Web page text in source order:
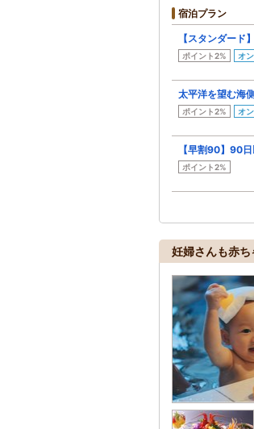
宿泊プラン
【スタンダー
ポイント2% オ
太平洋を望む海
ポイント2% オ
【早割90】90
ポイント2%
妊婦さんも赤